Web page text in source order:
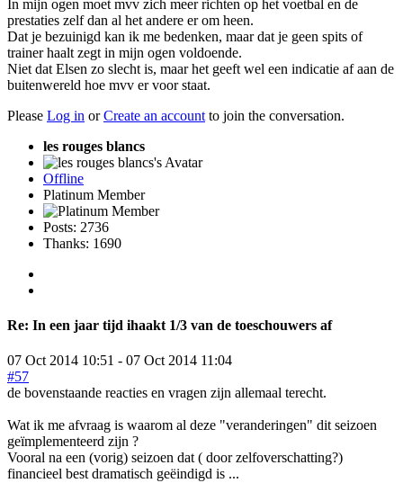
In mijn ogen moet mvv zich meer richten op het voetbal en de
prestaties zelf dan al het andere er om heen.
Dat je bezuinigd kan ik me bedenken, maar dat je geen spits of
trainer haalt zegt in mijn ogen voldoende.
Niet dat Elsen zo slecht is, maar het geeft wel een indicatie af aan de
buitenwereld hoe mvv er voor staat.
Please Log in orCreate an account to join the conversation.
les rouges blancs
Offline
Platinum Member
Posts: 2736
Thanks: 1690
Re: In een jaar tijd ihaakt 1/3 van de toeschouwers af
07 Oct 2014 10:51 - 07 Oct 2014 11:04
#57
de bovenstaande reacties en vragen zijn allemaal terecht.
Wat ik me afvraag is waarom al deze "veranderingen" dit seizoen
geïmplementeerd zijn ?
Vooral na een (vorig) seizoen dat ( door zelfoverschatting?)
financieel best dramatisch geëindigd is ...